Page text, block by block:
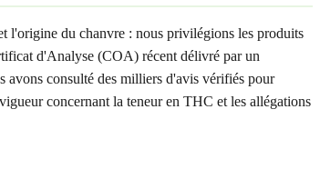
l'origine du chanvre : nous privilégions les produits
d'Analyse (COA) récent délivré par un
avons consulté des milliers d'avis vérifiés pour
concernant la teneur en THC et les allégations